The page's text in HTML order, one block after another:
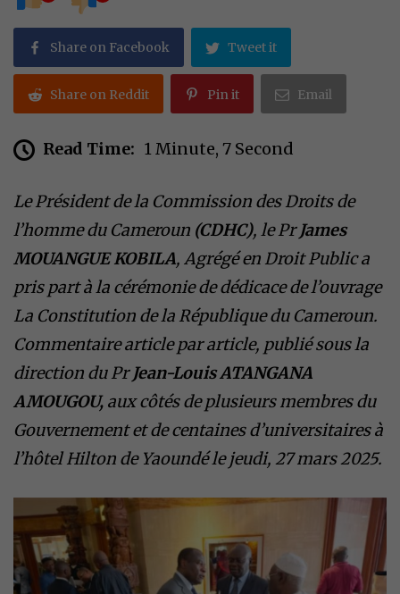
Share on Facebook Tweet it
Share on Reddit Pin it Email
Read Time: 1 Minute, 7 Second
Le Président de la Commission des Droits de
l’homme du Cameroun (CDHC), le PrJames
MOUANGUE KOBILA, Agrégé en Droit Public a
pris part à la cérémonie de dédicace de l’ouvrage
La Constitution de la République du Cameroun.
Commentaire article par article, publié sous la
direction du PrJean-Louis ATANGANA
AMOUGOU, aux côtés de plusieurs membres du
Gouvernement et de centaines d’universitaires à
l’hôtel Hilton de Yaoundé le jeudi, 27 mars 2025.